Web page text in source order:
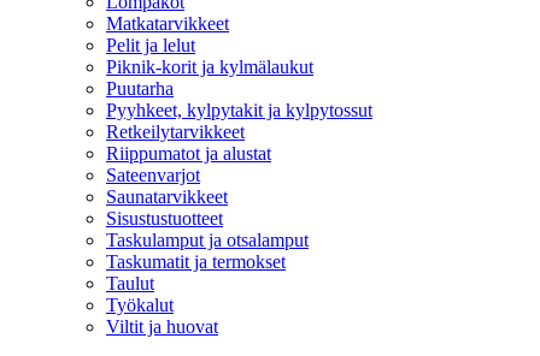
Matkatarvikkeet
Pelit ja lelut
Piknik-korit ja kylmälaukut
Puutarha
Pyyhkeet, kylpytakit ja kylpytossut
Retkeilytarvikkeet
Riippumatot ja alustat
Sateenvarjot
Saunatarvikkeet
Sisustustuotteet
Taskulamput ja otsalamput
Taskumatit ja termokset
Taulut
Työkalut
Viltit ja huovat